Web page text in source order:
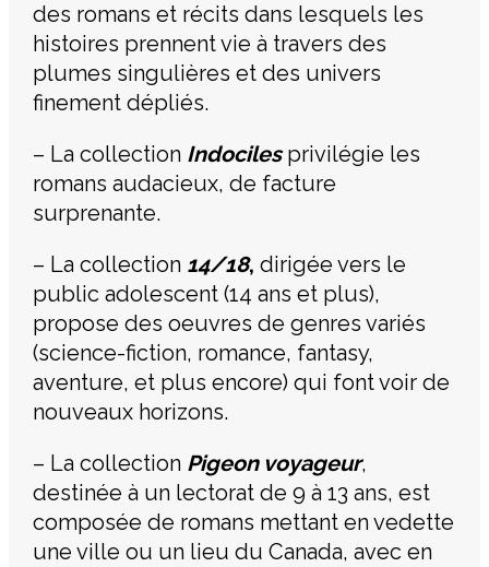
des romans et récits dans lesquels les
histoires prennent vie à travers des
plumes singulières et des univers
finement dépliés.
– La collection Indocilesprivilégie les
romans audacieux, de facture
surprenante.
– La collection 14/18, dirigée vers le
public adolescent (14 ans et plus),
propose des oeuvres de genres variés
(science-fiction, romance, fantasy,
aventure, et plus encore) qui font voir de
nouveaux horizons.
– La collection Pigeon voyageur,
destinée à un lectorat de 9 à 13 ans, est
composée de romans mettant en vedette
une ville ou un lieu du Canada, avec en